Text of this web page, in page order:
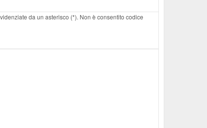
da un asterisco (*). Non è consentito codice